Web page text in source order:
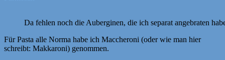
Da fehlen noch die Auberginen, die ich separat angebraten
Für Pasta alle Norma habe ich Maccheroni (oder wie man hier
schreibt: Makkaroni) genommen.